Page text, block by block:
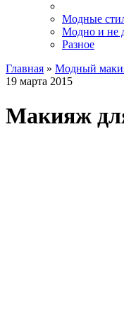
Модные
Модно и не
Разное
Главная » Модный
19 марта 2015
Макияж